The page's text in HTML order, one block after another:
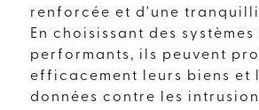
renforcée et d'une
En choisissant des
performants, ils peuvent
efficacement leurs biens et
données contre les